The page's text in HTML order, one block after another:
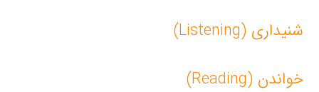
شنیداری (Listening)
خواندن (Reading)